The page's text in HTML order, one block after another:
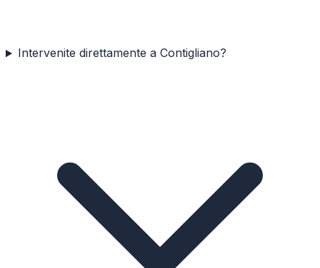
Intervenite direttamente a Contigliano?